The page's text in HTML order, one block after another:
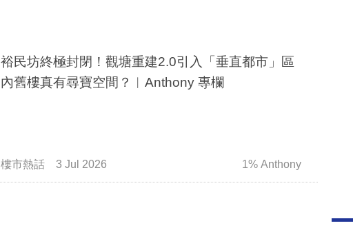
裕民坊終極封閉！觀塘重建2.0引入「垂直都市」區
內舊樓真有尋寶空間？︳Anthony 專欄
樓市熱話 3 Jul 2026 1% Anthony